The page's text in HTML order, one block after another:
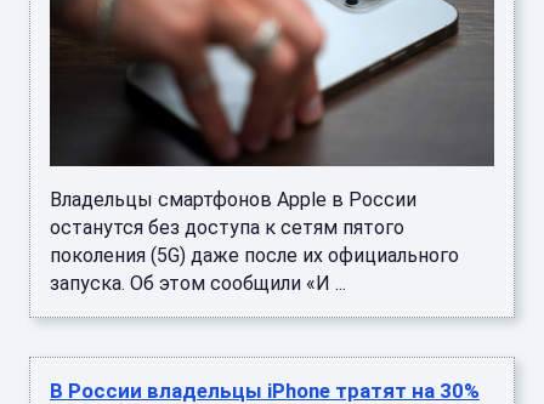
Владельцы смартфонов Apple в России
останутся без доступа к сетям пятого
поколения (5G) даже после их официального
запуска. Об этом сообщили «И ...
В России владельцы iPhone тратят на 30%